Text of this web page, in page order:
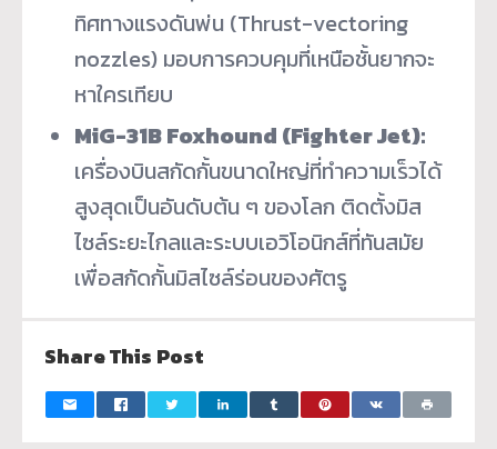
ทิศทางแรงดันพ่น (Thrust-vectoring
nozzles) มอบการควบคุมที่เหนือชั้นยากจะ
หาใครเทียบ
MiG-31B Foxhound (Fighter Jet):
เครื่องบินสกัดกั้นขนาดใหญ่ที่ทำความเร็วได้
สูงสุดเป็นอันดับต้น ๆ ของโลก ติดตั้งมิส
ไซล์ระยะไกลและระบบเอวิโอนิกส์ที่ทันสมัย
เพื่อสกัดกั้นมิสไซล์ร่อนของศัตรู
Share This Post